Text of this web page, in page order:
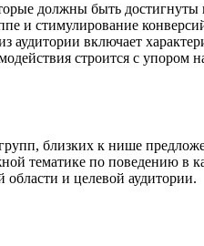
должны быть
и стимулирование
аудитории включает
строится с упором
близких к нише
тематике по поведению в
области и целевой аудитории.